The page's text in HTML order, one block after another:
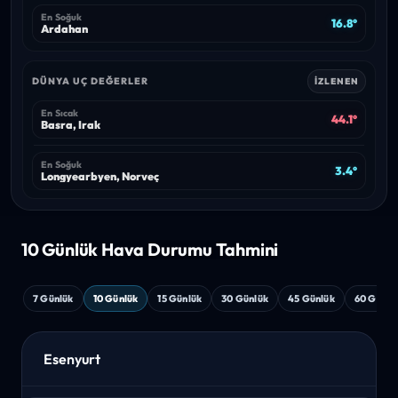
En Soğuk
Ardahan 16.8°
DÜNYA UÇ DEĞERLER İZLENEN
En Sıcak
Basra, Irak 44.1°
En Soğuk
Longyearbyen, Norveç 3.4°
10 Günlük Hava Durumu Tahmini
7 Günlük 10 Günlük 15 Günlük 30 Günlük 45 Günlük 60
Esenyurt